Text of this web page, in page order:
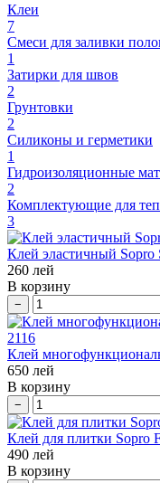
Клеи
7
Смеси для заливки
1
Затирки для швов
2
Грунтовки
2
Силиконы и герметики
1
Гидроизоляционные
2
Комплектующие для
3
Клей эластичный Sopro
260 лей
В корзину
−
2116
Клей
650 лей
В корзину
−
Клей для плитки Sopro
490 лей
В корзину